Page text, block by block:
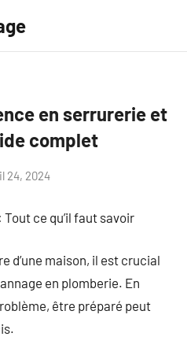
en serrurerie et
complet
24, 2024
ce qu’il faut savoir
d’une maison, il est crucial
en plomberie. En
être préparé peut